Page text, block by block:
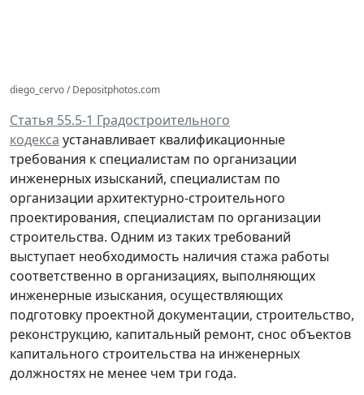
diego_cervo / Depositphotos.com
Статья 55.5-1 Градостроительного
кодекса устанавливает квалификационные
требования к специалистам по организации
инженерных изысканий, специалистам по
организации архитектурно-строительного
проектирования, специалистам по организации
строительства. Одним из таких требований
выступает необходимость наличия стажа работы
соответственно в организациях, выполняющих
инженерные изыскания, осуществляющих
подготовку проектной документации, строительство,
реконструкцию, капитальный ремонт, снос объектов
капитального строительства на инженерных
должностях не менее чем три года.